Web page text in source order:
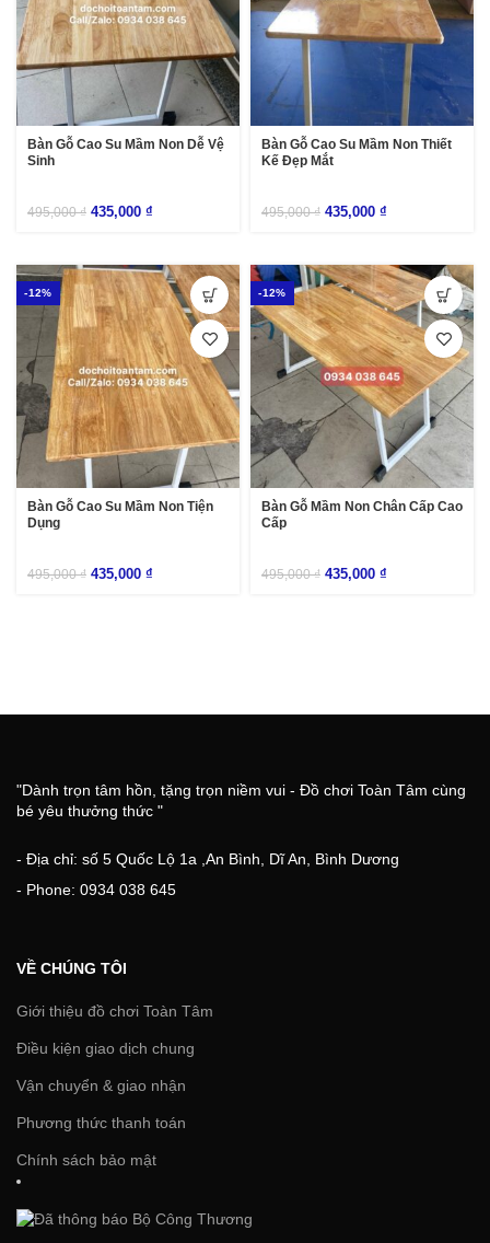
Bàn Gỗ Cao Su Mầm Non Dễ Vệ
Sinh
495,000₫ 435,000 ₫
Bàn Gỗ Cao Su Mầm Non Thiết
Kế Đẹp Mắt
495,000₫ 435,000 ₫
-12%
Bàn Gỗ Cao Su Mầm Non Tiện
Dụng
495,000₫ 435,000 ₫
-12%
Bàn Gỗ Mầm Non Chân Cấp Cao
Cấp
495,000₫ 435,000 ₫
"Dành trọn tâm hồn, tặng trọn niềm vui - Đồ chơi Toàn Tâm cùng
bé yêu thưởng thức "
- Địa chỉ: số 5 Quốc Lộ 1a ,An Bình, Dĩ An, Bình Dương
- Phone: 0934 038 645
VỀ CHÚNG TÔI
Giới thiệu đồ chơi Toàn Tâm
Điều kiện giao dịch chung
Vận chuyển & giao nhận
Phương thức thanh toán
Chính sách bảo mật